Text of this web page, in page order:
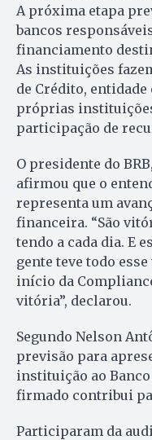
A próxima etapa
bancos
financiamento
As instituições
de Crédito,
próprias
participação de
O presidente do
afirmou que o
representa um
financeira. “São
tendo a cada dia. E
gente teve todo
início da
vitória”, declarou.
Segundo Nelson
previsão para
instituição ao
firmado contribui
Participaram da